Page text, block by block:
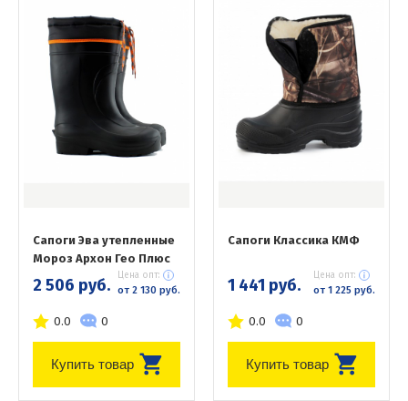
Сапоги Эва утепленные
Мороз Архон Гео Плюс
2 506 руб. Цена опт:
от 2 130 руб.
0.0 0
Купить товар
Сапоги Классика КМФ
1 441 руб. Цена опт:
от 1 225 руб.
0.0 0
Купить товар